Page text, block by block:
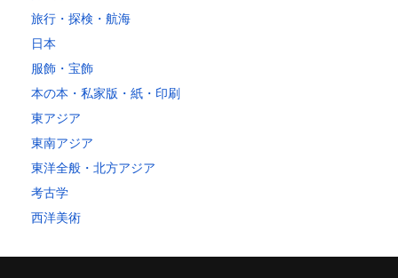
旅行・探検・航海
日本
服飾・宝飾
本の本・私家版・紙・印刷
東アジア
東南アジア
東洋全般・北方アジア
考古学
西洋美術